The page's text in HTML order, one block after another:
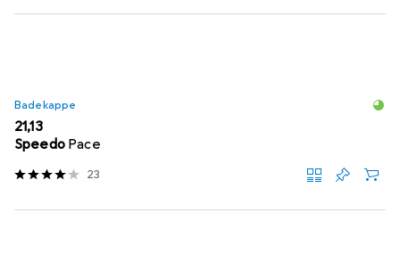
Badekappe
EUR
21,13
Speedo Pace
23